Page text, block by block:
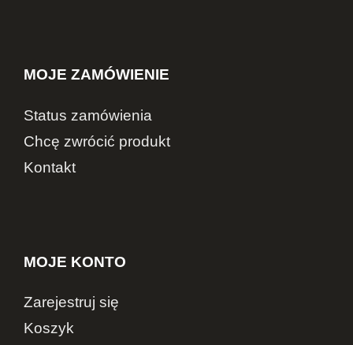
MOJE ZAMÓWIENIE
Status zamówienia
Chcę zwrócić produkt
Kontakt
MOJE KONTO
Zarejestruj się
Koszyk